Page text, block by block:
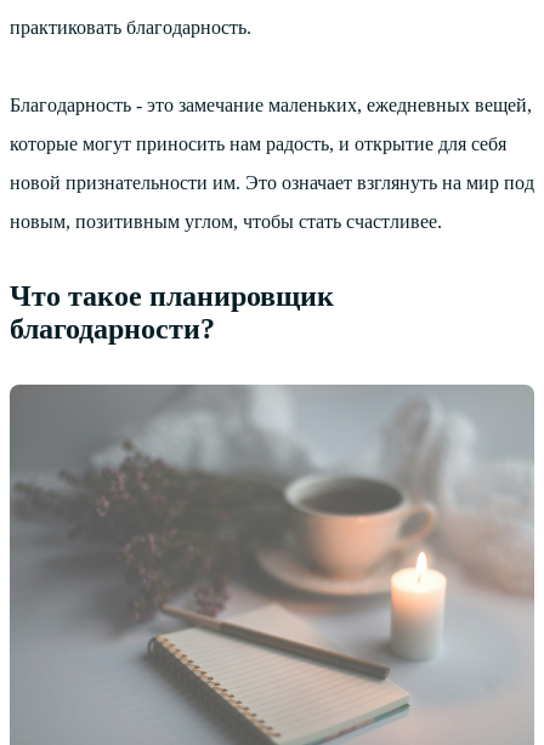
практиковать благодарность.
Благодарность - это замечание маленьких, ежедневных вещей,
которые могут приносить нам радость, и открытие для себя
новой признательности им. Это означает взглянуть на мир под
новым, позитивным углом, чтобы стать счастливее.
Что такое планировщик
благодарности?